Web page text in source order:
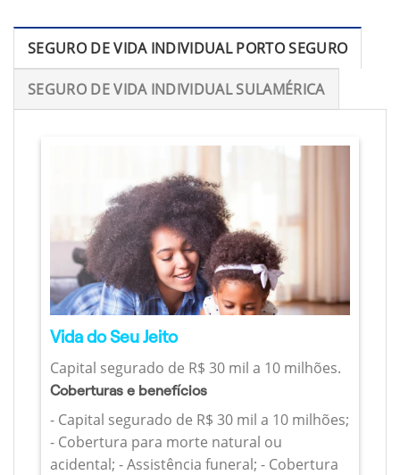
SEGURO DE VIDA INDIVIDUAL PORTO SEGURO
SEGURO DE VIDA INDIVIDUAL SULAMÉRICA
Vida do Seu Jeito
Capital segurado de R$ 30 mil a 10 milhões.
Coberturas e benefícios
- Capital segurado de R$ 30 mil a 10 milhões;
- Cobertura para morte natural ou
acidental; - Assistência funeral; - Cobertura